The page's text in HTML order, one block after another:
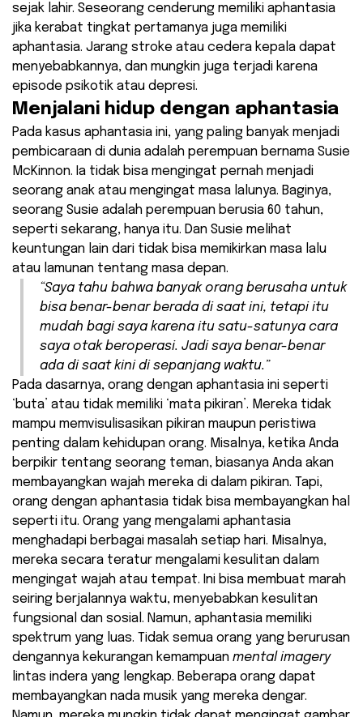
sejak lahir. Seseorang cenderung memiliki aphantasia
jika kerabat tingkat pertamanya juga memiliki
aphantasia. Jarang stroke atau cedera kepala dapat
menyebabkannya, dan mungkin juga terjadi karena
episode psikotik atau depresi.
Menjalani hidup dengan aphantasia
Pada kasus aphantasia ini, yang paling banyak menjadi
pembicaraan di dunia adalah perempuan bernama Susie
McKinnon. Ia tidak bisa mengingat pernah menjadi
seorang anak atau mengingat masa lalunya. Baginya,
seorang Susie adalah perempuan berusia 60 tahun,
seperti sekarang, hanya itu. Dan Susie melihat
keuntungan lain dari tidak bisa memikirkan masa lalu
atau lamunan tentang masa depan.
“Saya tahu bahwa banyak orang berusaha untuk
bisa benar-benar berada di saat ini, tetapi itu
mudah bagi saya karena itu satu-satunya cara
saya otak beroperasi. Jadi saya benar-benar
ada di saat kini di sepanjang waktu.”
Pada dasarnya, orang dengan aphantasia ini seperti
‘buta’ atau tidak memiliki ‘mata pikiran’. Mereka tidak
mampu memvisulisasikan pikiran maupun peristiwa
penting dalam kehidupan orang. Misalnya, ketika Anda
berpikir tentang seorang teman, biasanya Anda akan
membayangkan wajah mereka di dalam pikiran. Tapi,
orang dengan aphantasia tidak bisa membayangkan hal
seperti itu. Orang yang mengalami aphantasia
menghadapi berbagai masalah setiap hari. Misalnya,
mereka secara teratur mengalami kesulitan dalam
mengingat wajah atau tempat. Ini bisa membuat marah
seiring berjalannya waktu, menyebabkan kesulitan
fungsional dan sosial. Namun, aphantasia memiliki
spektrum yang luas. Tidak semua orang yang berurusan
dengannya kekurangan kemampuan mental imagery
lintas indera yang lengkap. Beberapa orang dapat
membayangkan nada musik yang mereka dengar.